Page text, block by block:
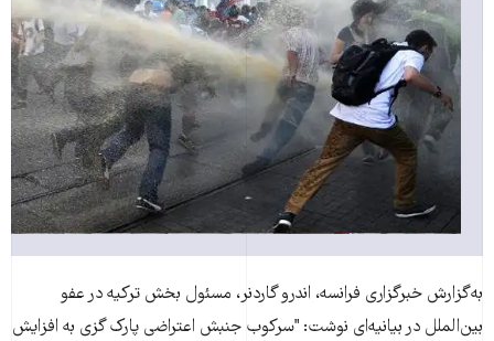
به‌گزارش خبرگزاری فرانسه، اندرو گاردنر، مسئول بخش ترکيه در عفو
بين‌الملل در بيانيه‌ای نوشت: "سرکوب جنبش اعتراضی پارک گزی به افزايش